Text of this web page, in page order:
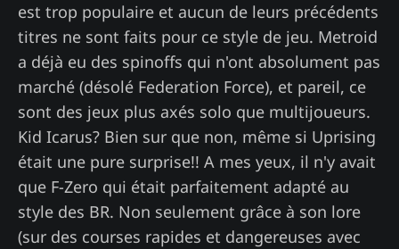
est trop populaire et aucun de leurs précédents
titres ne sont faits pour ce style de jeu. Metroid
a déjà eu des spinoffs qui n'ont absolument pas
marché (désolé Federation Force), et pareil, ce
sont des jeux plus axés solo que multijoueurs.
Kid Icarus? Bien sur que non, même si Uprising
était une pure surprise!! A mes yeux, il n'y avait
que F-Zero qui était parfaitement adapté au
style des BR. Non seulement grâce à son lore
(sur des courses rapides et dangereuses avec